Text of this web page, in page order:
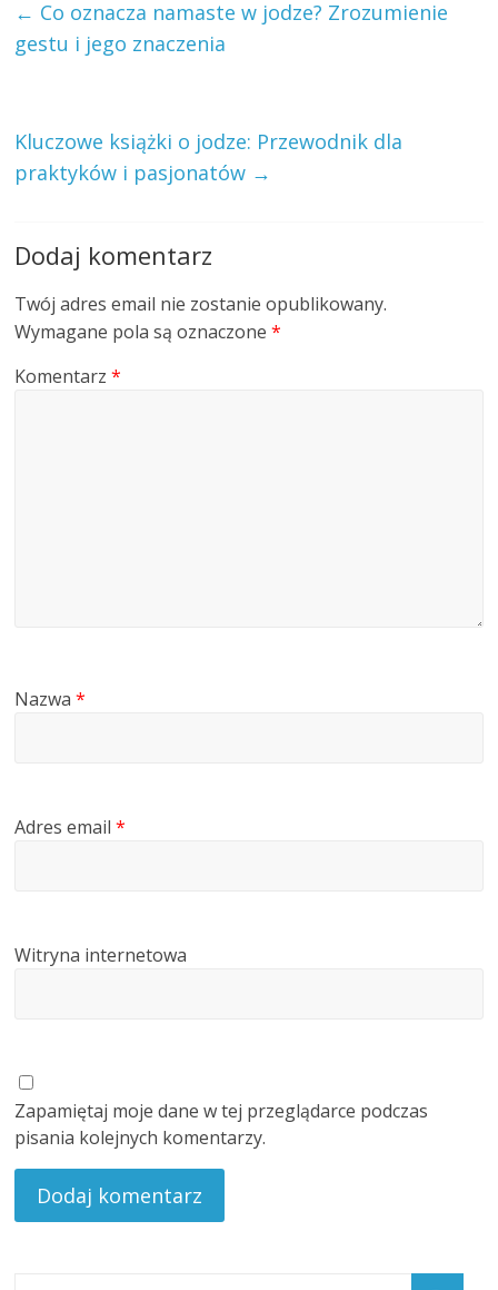
← Co oznacza namaste w jodze? Zrozumienie
gestu i jego znaczenia
Kluczowe książki o jodze: Przewodnik dla
praktyków i pasjonatów →
Dodaj komentarz
Twój adres email nie zostanie opublikowany.
Wymagane pola są oznaczone*
Komentarz*
Nazwa*
Adres email*
Witryna internetowa
Zapamiętaj moje dane w tej przeglądarce podczas
pisania kolejnych komentarzy.